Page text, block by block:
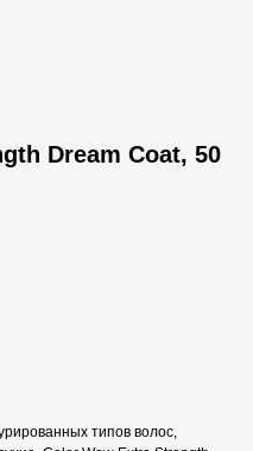
Dream Coat, 50
типов волос,